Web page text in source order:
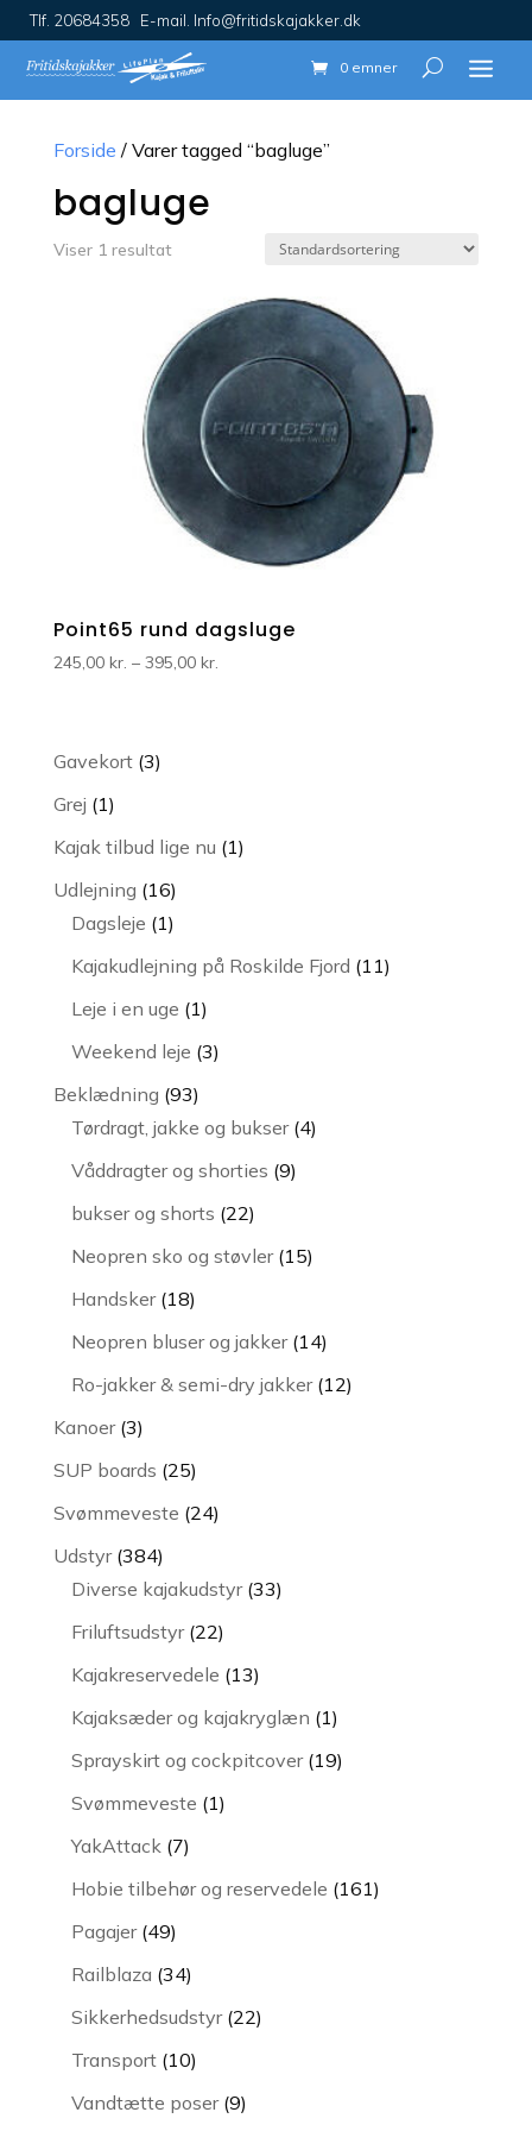
Tlf. 20684358 E-mail. Info@fritidskajakker.dk
0 emner
Forside / Varer tagged “bagluge”
bagluge
Viser 1 resultat
Point65 rund dagsluge
245,00 kr. – 395,00 kr.
Gavekort 33
Grej 11
vare
Kajak tilbud lige nu 11
Udlejning 1616
varer
Dagsleje 11
vare
Kajakudlejning på Roskilde Fjord 1111
Leje i en uge 11
vare
Weekend leje 33
Beklædning 9393
varer
Tørdragt, jakke og bukser 44
Våddragter og shorties 99
bukser og shorts 2222
varer
Neopren sko og støvler 1515
Handsker 1818
Neopren bluser og jakker 1414
varer
Ro-jakker & semi-dry jakker 1212
Kanoer 33
varer
SUP boards 2525
varer
Svømmeveste 2424
Udstyr 384384
varer
Diverse kajakudstyr 3333
Friluftsudstyr 2222
varer
Kajakreservedele 1313
varer
Kajaksæder og kajakryglæn 11
vare
Sprayskirt og cockpitcover 1919
Svømmeveste 11
YakAttack 77
Hobie tilbehør og reservedele 161161
Pagajer 4949
varer
Railblaza 3434
varer
Sikkerhedsudstyr 2222
Transport 1010
varer
Vandtætte poser 99